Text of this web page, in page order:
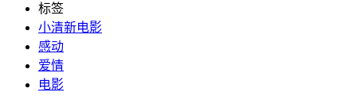
标签
小清新电影
感动
爱情
电影